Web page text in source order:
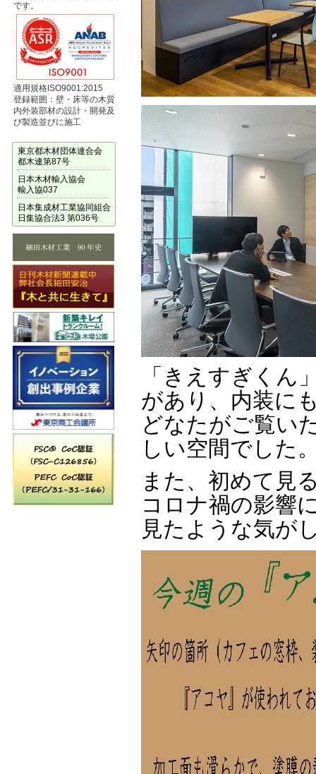
です。
適用規格ISO9001:2015
登録範囲：壁・床等の木質
内外装部材の設計・開発及
び製造並びに施工
東京都木材団体連合会
都木連第87号
日本木材輸入協会
輸入協037
日本集成材工業協同組合
日集協合法3 第036号
「きえすぎくん
があり、内装に
どなたがご覧い
しい空間でした
また、初めて見
コロナ禍の影響
見たような気が